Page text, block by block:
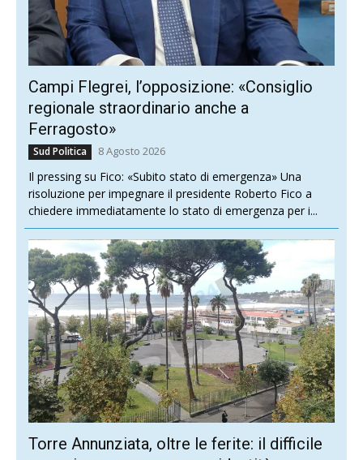
Campi Flegrei, l’opposizione: «Consiglio
regionale straordinario anche a
Ferragosto»
Sud Politica 8 Agosto 2026
Il pressing su Fico: «Subito stato di emergenza» Una
risoluzione per impegnare il presidente Roberto Fico a
chiedere immediatamente lo stato di emergenza per i...
Torre Annunziata, oltre le ferite: il difficile